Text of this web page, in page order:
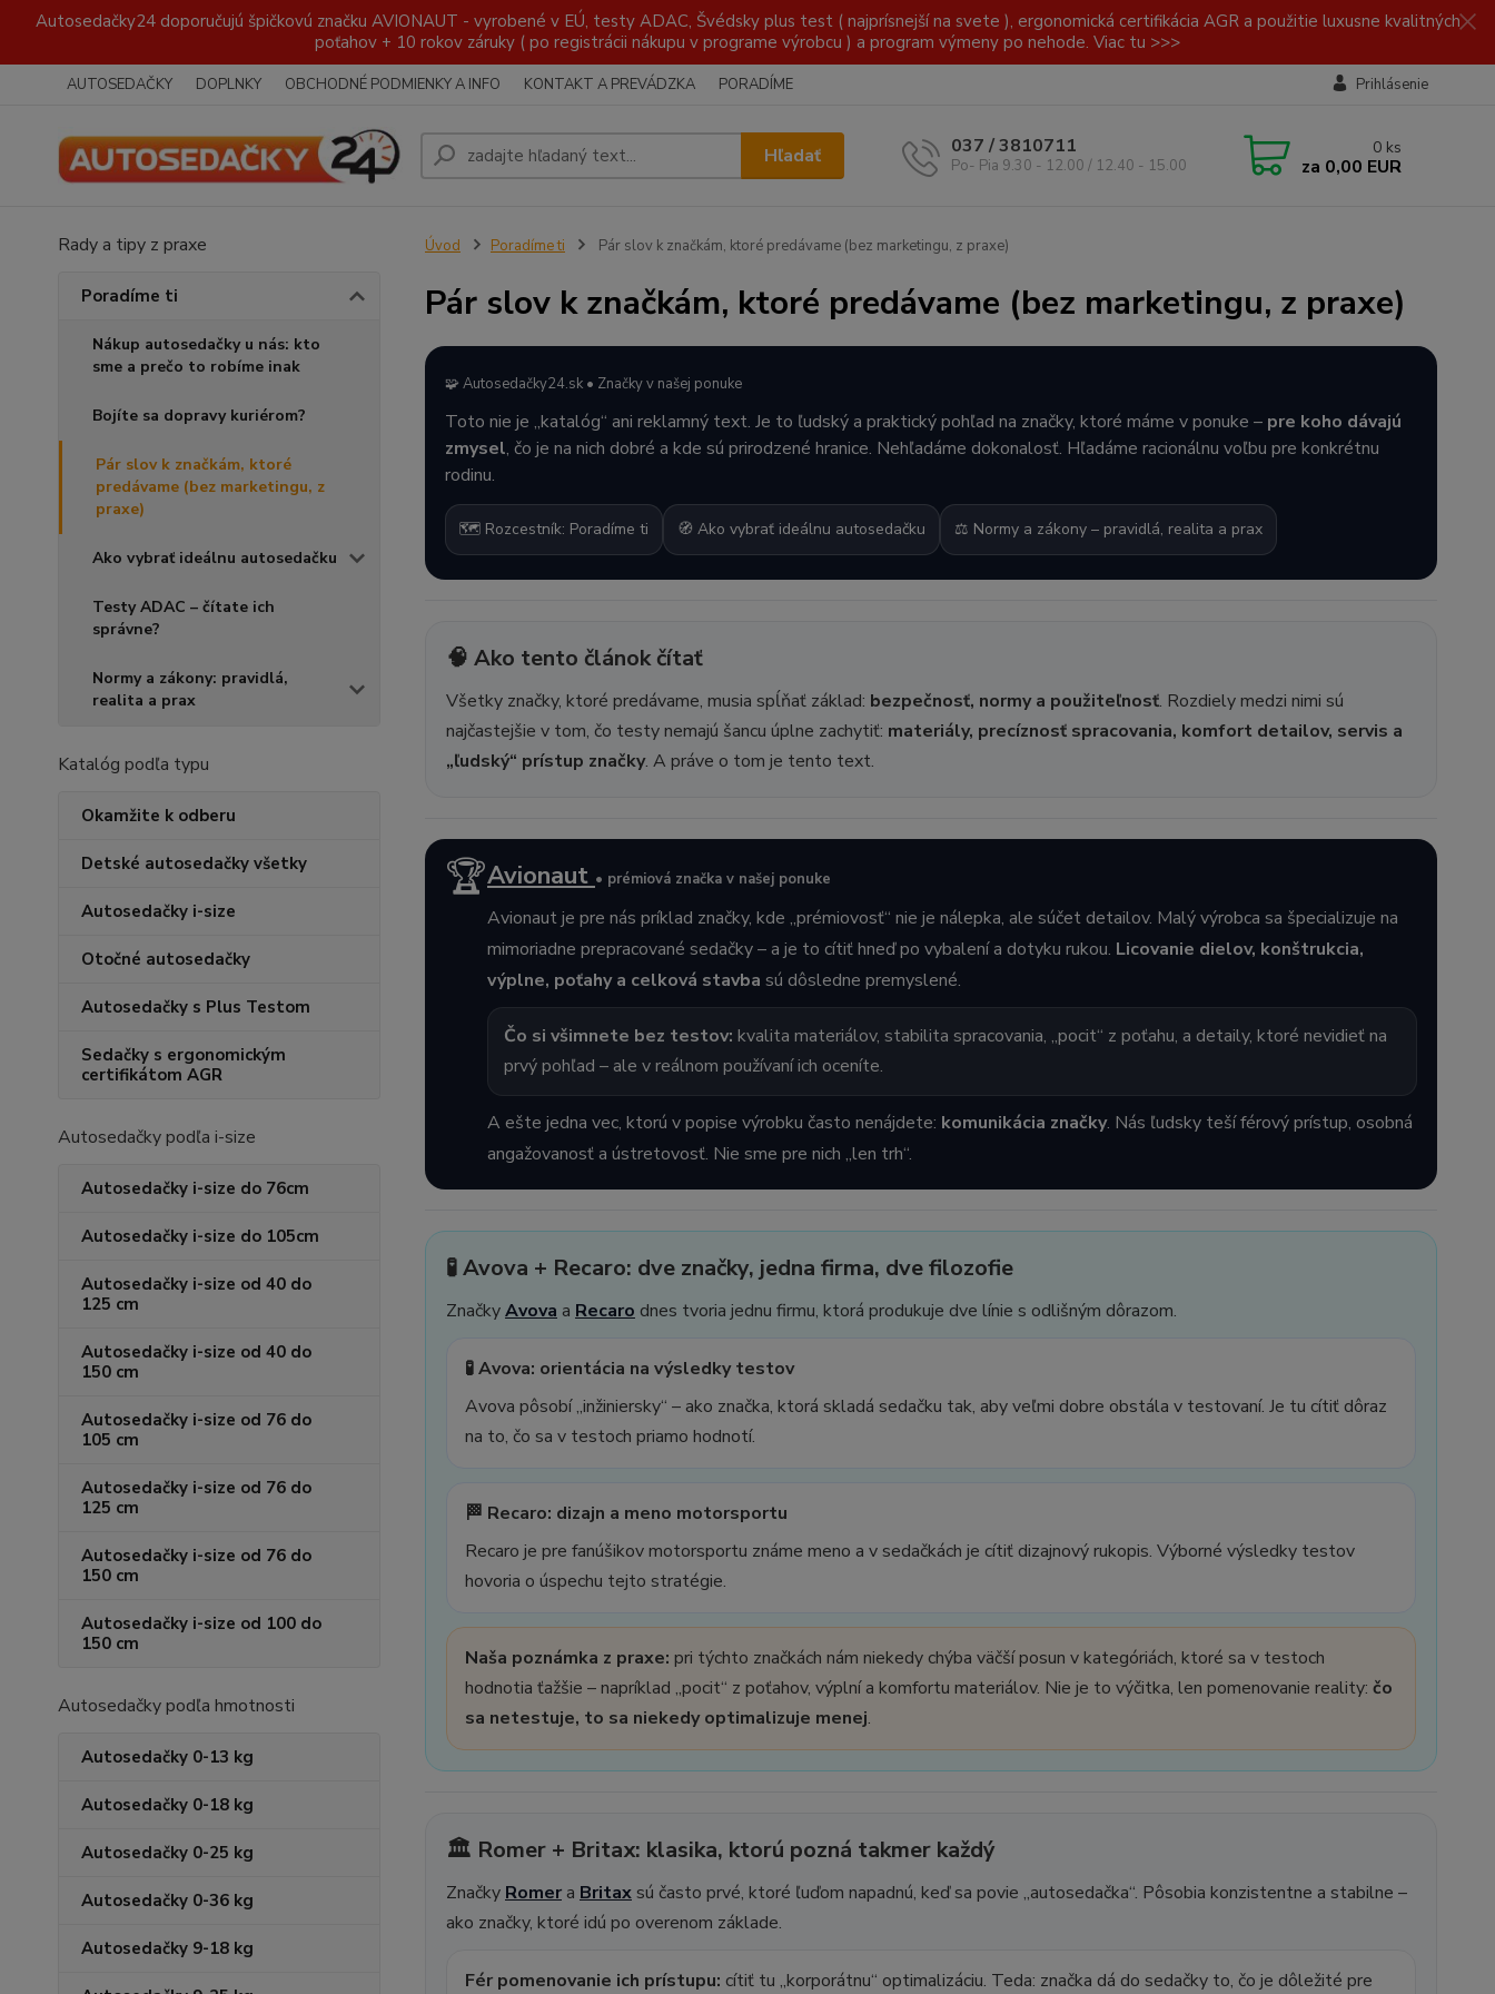
Autosedačky24 doporučujú špičkovú značku AVIONAUT - vyrobené v EÚ, testy ADAC, Švédsky plus test ( najprísnejší na svete ), ergonomická certifikácia AGR a použitie luxusne kvalitných
poťahov + 10 rokov záruky ( po registrácii nákupu v programe výrobcu ) a program výmeny po nehode. Viac tu >>>
AUTOSEDAČKY DOPLNKY OBCHODNÉ PODMIENKY A INFO KONTAKT A PREVÁDZKA PORADÍME Prihlásenie
Hľadať 037 / 3810711
Po- Pia 9.30 - 12.00 / 12.40 - 15.00
0 ks
za 0,00 EUR
Rady a tipy z praxe
Poradíme ti
Nákup autosedačky u nás: kto
sme a prečo to robíme inak
Bojíte sa dopravy kuriérom?
Pár slov k značkám, ktoré
predávame (bez marketingu, z
praxe)
Ako vybrať ideálnu autosedačku
Testy ADAC – čítate ich
správne?
Normy a zákony: pravidlá,
realita a prax
Katalóg podľa typu
Okamžite k odberu
Detské autosedačky všetky
Autosedačky i-size
Otočné autosedačky
Autosedačky s Plus Testom
Sedačky s ergonomickým
certifikátom AGR
Autosedačky podľa i-size
Autosedačky i-size do 76cm
Autosedačky i-size do 105cm
Autosedačky i-size od 40 do
125 cm
Autosedačky i-size od 40 do
150 cm
Autosedačky i-size od 76 do
105 cm
Autosedačky i-size od 76 do
125 cm
Autosedačky i-size od 76 do
150 cm
Autosedačky i-size od 100 do
150 cm
Autosedačky podľa hmotnosti
Autosedačky 0-13 kg
Autosedačky 0-18 kg
Autosedačky 0-25 kg
Autosedačky 0-36 kg
Autosedačky 9-18 kg
Úvod Poradíme ti Pár slov k značkám, ktoré predávame (bez marketingu, z praxe)
Pár slov k značkám, ktoré predávame (bez marketingu, z praxe)
🧩 Autosedačky24.sk • Značky v našej ponuke
Toto nie je „katalóg“ ani reklamný text. Je to ľudský a praktický pohľad na značky, ktoré máme v ponuke – pre koho dávajú
zmysel, čo je na nich dobré a kde sú prirodzené hranice. Nehľadáme dokonalosť. Hľadáme racionálnu voľbu pre konkrétnu
rodinu.
🗺️ Rozcestník: Poradíme ti 🧭 Ako vybrať ideálnu autosedačku ⚖️ Normy a zákony – pravidlá, realita a prax
🧠 Ako tento článok čítať
Všetky značky, ktoré predávame, musia spĺňať základ: bezpečnosť, normy a použiteľnosť. Rozdiely medzi nimi sú
najčastejšie v tom, čo testy nemajú šancu úplne zachytiť: materiály, precíznosť spracovania, komfort detailov, servis a
„ľudský“ prístup značky. A práve o tom je tento text.
🏆Avionaut • prémiová značka v našej ponuke
Avionaut je pre nás príklad značky, kde „prémiovosť“ nie je nálepka, ale súčet detailov. Malý výrobca sa špecializuje na
mimoriadne prepracované sedačky – a je to cítiť hneď po vybalení a dotyku rukou. Licovanie dielov, konštrukcia,
výplne, poťahy a celková stavba sú dôsledne premyslené.
Čo si všimnete bez testov: kvalita materiálov, stabilita spracovania, „pocit“ z poťahu, a detaily, ktoré nevidieť na
prvý pohľad – ale v reálnom používaní ich oceníte.
A ešte jedna vec, ktorú v popise výrobku často nenájdete: komunikácia značky. Nás ľudsky teší férový prístup, osobná
angažovanosť a ústretovosť. Nie sme pre nich „len trh“.
🧪 Avova + Recaro: dve značky, jedna firma, dve filozofie
ZnačkyAvova a Recaro dnes tvoria jednu firmu, ktorá produkuje dve línie s odlišným dôrazom.
🧪 Avova: orientácia na výsledky testov
Avova pôsobí „inžiniersky“ – ako značka, ktorá skladá sedačku tak, aby veľmi dobre obstála v testovaní. Je tu cítiť dôraz
na to, čo sa v testoch priamo hodnotí.
🏁 Recaro: dizajn a meno motorsportu
Recaro je pre fanúšikov motorsportu známe meno a v sedačkách je cítiť dizajnový rukopis. Výborné výsledky testov
hovoria o úspechu tejto stratégie.
Naša poznámka z praxe: pri týchto značkách nám niekedy chýba väčší posun v kategóriách, ktoré sa v testoch
hodnotia ťažšie – napríklad „pocit“ z poťahov, výplní a komfortu materiálov. Nie je to výčitka, len pomenovanie reality: čo
sa netestuje, to sa niekedy optimalizuje menej.
🏛️ Romer + Britax: klasika, ktorú pozná takmer každý
Značky Romera Britaxsú často prvé, ktoré ľuďom napadnú, keď sa povie „autosedačka“. Pôsobia konzistentne a stabilne –
ako značky, ktoré idú po overenom základe.
Fér pomenovanie ich prístupu: cítiť tu „korporátnu“ optimalizáciu. Teda: značka dá do sedačky to, čo je dôležité pre